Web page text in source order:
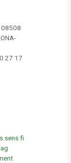
08508
27 17
sens fi